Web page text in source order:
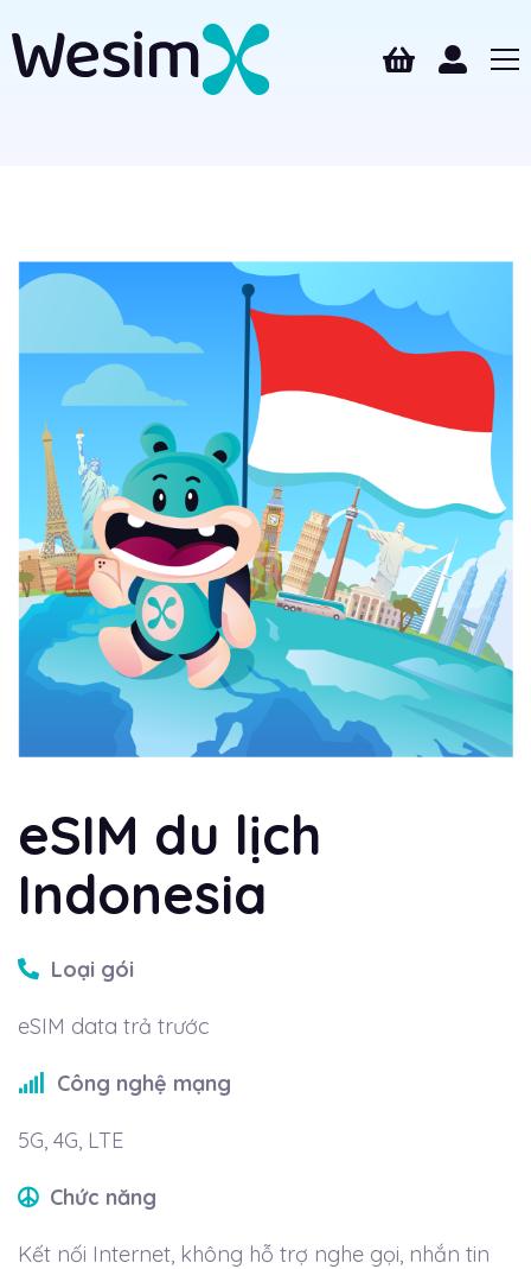
eSIM du lịch
Indonesia
Loại gói
eSIM data trả trước
Công nghệ mạng
5G, 4G, LTE
Chức năng
Kết nối Internet, không hỗ trợ nghe gọi, nhắn tin